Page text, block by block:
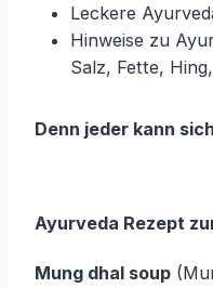
Leckere
Hinweise zu
Salz, Fette,
Denn jeder kann
Ayurveda Rezept
Mung dhal soup